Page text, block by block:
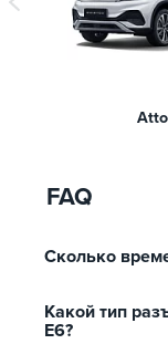
FAQ
Сколько
Какой тип
E6?